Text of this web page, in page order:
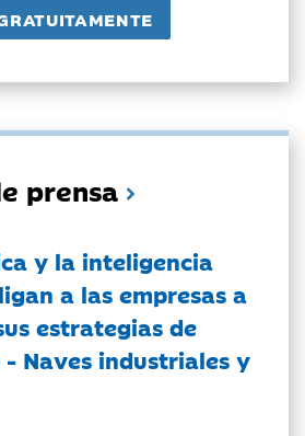
prensa
y la inteligencia
a las empresas a
estrategias de
Naves industriales y